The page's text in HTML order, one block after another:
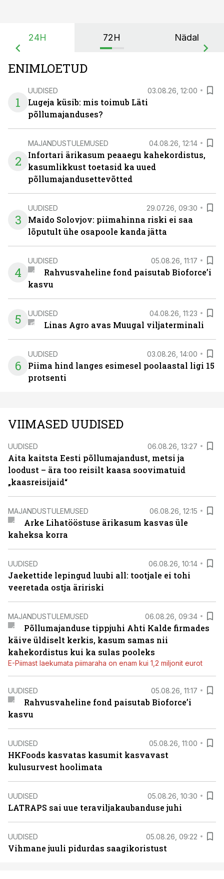
24H 72H Nädal
ENIMLOETUD
1
UUDISED 03.08.26, 12:00
Lugeja küsib: mis toimub Läti
põllumajanduses?
2
MAJANDUSTULEMUSED 04.08.26, 12:14
Infortari ärikasum peaaegu kahekordistus,
kasumlikkust toetasid ka uued
põllumajandusettevõtted
3
UUDISED 29.07.26, 09:30
Maido Solovjov: piimahinna riski ei saa
lõputult ühe osapoole kanda jätta
4
UUDISED 05.08.26, 11:17
Rahvusvaheline fond paisutab Bioforce’i
kasvu
5 UUDISED 04.08.26, 11:23
Linas Agro avas Muugal viljaterminali
6
UUDISED 03.08.26, 14:00
Piima hind langes esimesel poolaastal ligi 15
protsenti
VIIMASED UUDISED
UUDISED 06.08.26, 13:27
Aita kaitsta Eesti põllumajandust, metsi ja
loodust – ära too reisilt kaasa soovimatuid
„kaasreisijaid“
MAJANDUSTULEMUSED 06.08.26, 12:15
Arke Lihatööstuse ärikasum kasvas üle
kaheksa korra
UUDISED 06.08.26, 10:14
Jaekettide lepingud luubi all: tootjale ei tohi
veeretada ostja äririski
MAJANDUSTULEMUSED 06.08.26, 09:34
Põllumajanduse tippjuhi Ahti Kalde firmades
käive üldiselt kerkis, kasum samas nii
kahekordistus kui ka sulas pooleks
E-Piimast laekumata piimaraha on enam kui 1,2 miljonit eurot
UUDISED 05.08.26, 11:17
Rahvusvaheline fond paisutab Bioforce’i
kasvu
UUDISED 05.08.26, 11:00
HKFoods kasvatas kasumit kasvavast
kulusurvest hoolimata
UUDISED 05.08.26, 10:30
LATRAPS sai uue teraviljakaubanduse juhi
UUDISED 05.08.26, 09:22
Vihmane juuli pidurdas saagikoristust